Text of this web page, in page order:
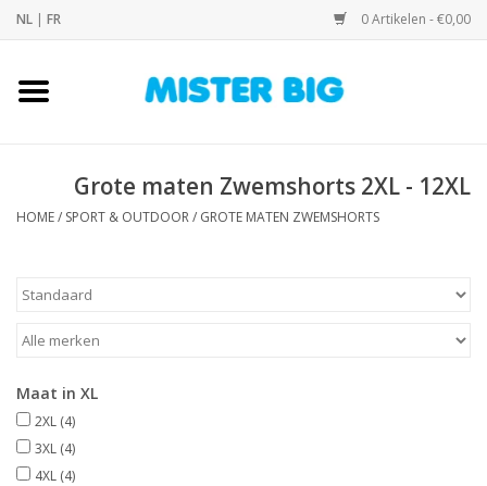
NL | FR 0 Artikelen - €0,00
Home
Onze Winkel
Contact
BLOGS
Merken
Grote maten Zwemshorts 2XL - 12XL
HOME/ SPORT & OUTDOOR/ GROTE MATEN ZWEMSHORTS
Maat in XL
2XL (4)
3XL (4)
4XL (4)